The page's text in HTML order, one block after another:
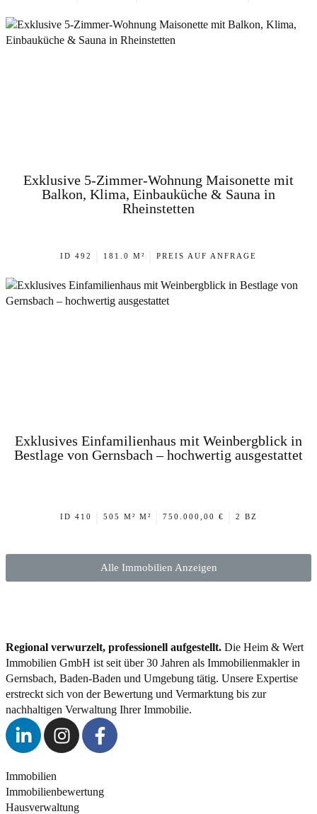
Exklusive 5-Zimmer-Wohnung Maisonette mit
Balkon, Klima, Einbauküche & Sauna in
Rheinstetten
ID 492 181.0 M² PREIS AUF ANFRAGE
Exklusives Einfamilienhaus mit Weinbergblick in
Bestlage von Gernsbach – hochwertig ausgestattet
ID 410 505 M² M² 750.000,00 € 2 BZ
Alle Immobilien Anzeigen
Regional verwurzelt, professionell aufgestellt. Die Heim & Wert
Immobilien GmbH ist seit über 30 Jahren als Immobilienmakler in
Gernsbach, Baden-Baden und Umgebung tätig. Unsere Expertise
erstreckt sich von der Bewertung und Vermarktung bis zur
nachhaltigen Verwaltung Ihrer Immobilie.
Immobilien
Immobilienbewertung
Hausverwaltung